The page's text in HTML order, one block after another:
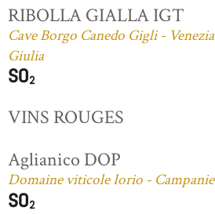
RIBOLLA GIALLA IGT
Cave Borgo Canedo Gigli - Venezia
Giulia
VINS ROUGES
Aglianico DOP
Domaine viticole Iorio - Campanie